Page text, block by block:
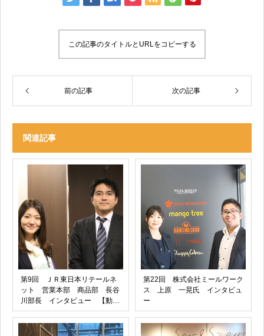
この記事のタイトルとURLをコピーする
前の記事 次の記事
関連記事
第9回 ＪＲ東日本リテールネ
ット 営業本部 商品部 長谷
川部長 インタビュー 【動
画】
第22回 株式会社ミールワーク
ス 上原 一晃氏 インタビュ
ー